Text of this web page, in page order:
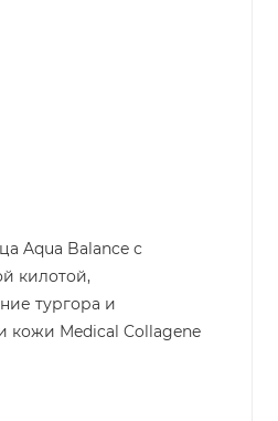
Aqua Balance с
килотой,
тургора и
кожи Medical Collagene